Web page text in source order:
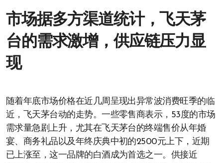
市场据多方渠道统计，飞天茅
台的需求激增，供应链压力显
现
随着年底市场价格在近几周呈现出异常波消费旺季的临
近，飞天茅台动的走势。一些零售商表示，53度的市场
需求量急剧上升，尤其在飞天茅台的终端售价从年婚
宴、商务礼品以及年终庆典中初的2500元上下，近期
已上涨至，这一品牌的白酒成为首选之一。供接近